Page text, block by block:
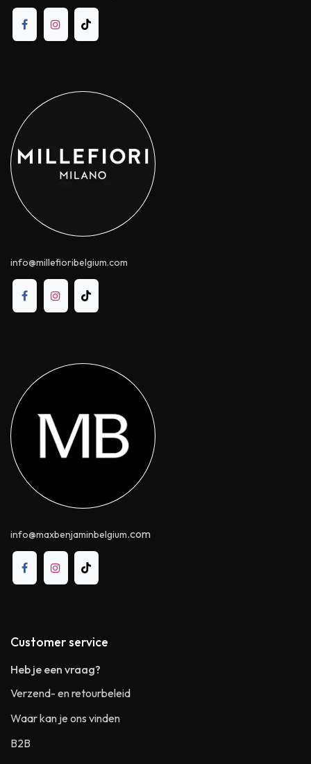
info@millefioribelgium.com
info@maxbenjaminbelgium.com
Customer service
Heb je een vraag?
Verzend- en retourbeleid
Waar kan je ons vinden
B2B